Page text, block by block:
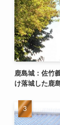
鹿島城：佐竹
け落城した鹿